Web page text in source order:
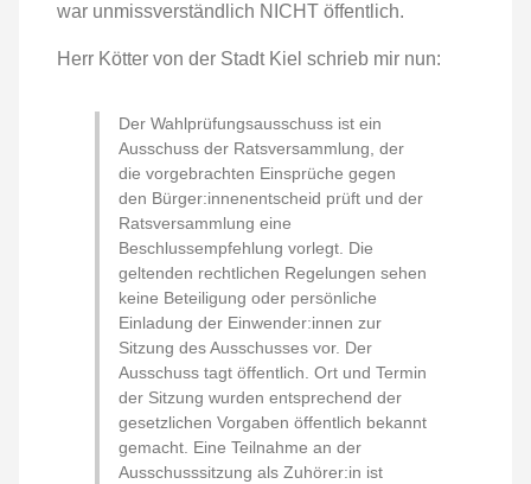
war unmissverständlich NICHT öffentlich.
Herr Kötter von der Stadt Kiel schrieb mir nun:
Der Wahlprüfungsausschuss ist ein
Ausschuss der Ratsversammlung, der
die vorgebrachten Einsprüche gegen
den Bürger:innenentscheid prüft und der
Ratsversammlung eine
Beschlussempfehlung vorlegt. Die
geltenden rechtlichen Regelungen sehen
keine Beteiligung oder persönliche
Einladung der Einwender:innen zur
Sitzung des Ausschusses vor. Der
Ausschuss tagt öffentlich. Ort und Termin
der Sitzung wurden entsprechend der
gesetzlichen Vorgaben öffentlich bekannt
gemacht. Eine Teilnahme an der
Ausschusssitzung als Zuhörer:in ist